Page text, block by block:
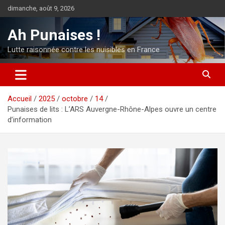
Aller
au
dimanche, août 9, 2026
Ah Punaises !
Lutte raisonnée contre les nuisibles en France
Accueil 2025 octobre
14
Punaises de lits : L’ARS Auvergne-Rhône-Alpes ouvre un centre
d’information